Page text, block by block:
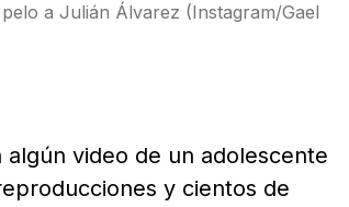
a Julián Álvarez (Instagram/Gael
video de un adolescente
y cientos de